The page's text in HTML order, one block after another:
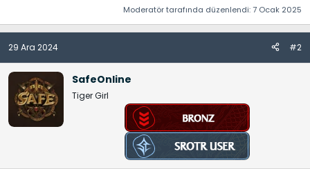
Moderatör tarafında düzenlendi:7 Ocak 2025
29 Ara 2024 #2
SafeOnline
Tiger Girl